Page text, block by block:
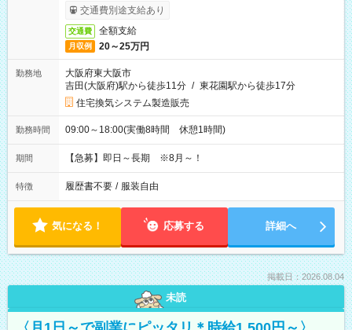
交通費別途支給あり
交通費 全額支給
月収例 20～25万円
勤務地
大阪府東大阪市
吉田(大阪府)駅から徒歩11分 / 東花園駅から徒歩17分
住宅換気システム製造販売
勤務時間 09:00～18:00(実働8時間 休憩1時間)
期間 【急募】即日～長期 ※8月～！
特徴 履歴書不要 / 服装自由
気になる！ 応募する 詳細へ
掲載日：2026.08.04
未読